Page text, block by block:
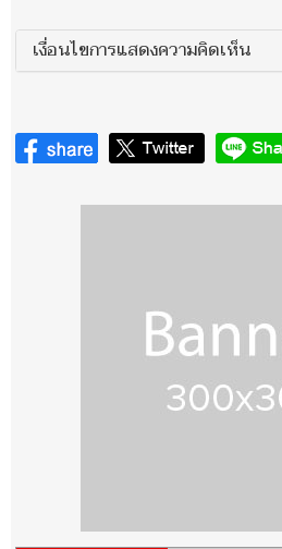
เงื่อนไขการแสดงความคิดเห็น